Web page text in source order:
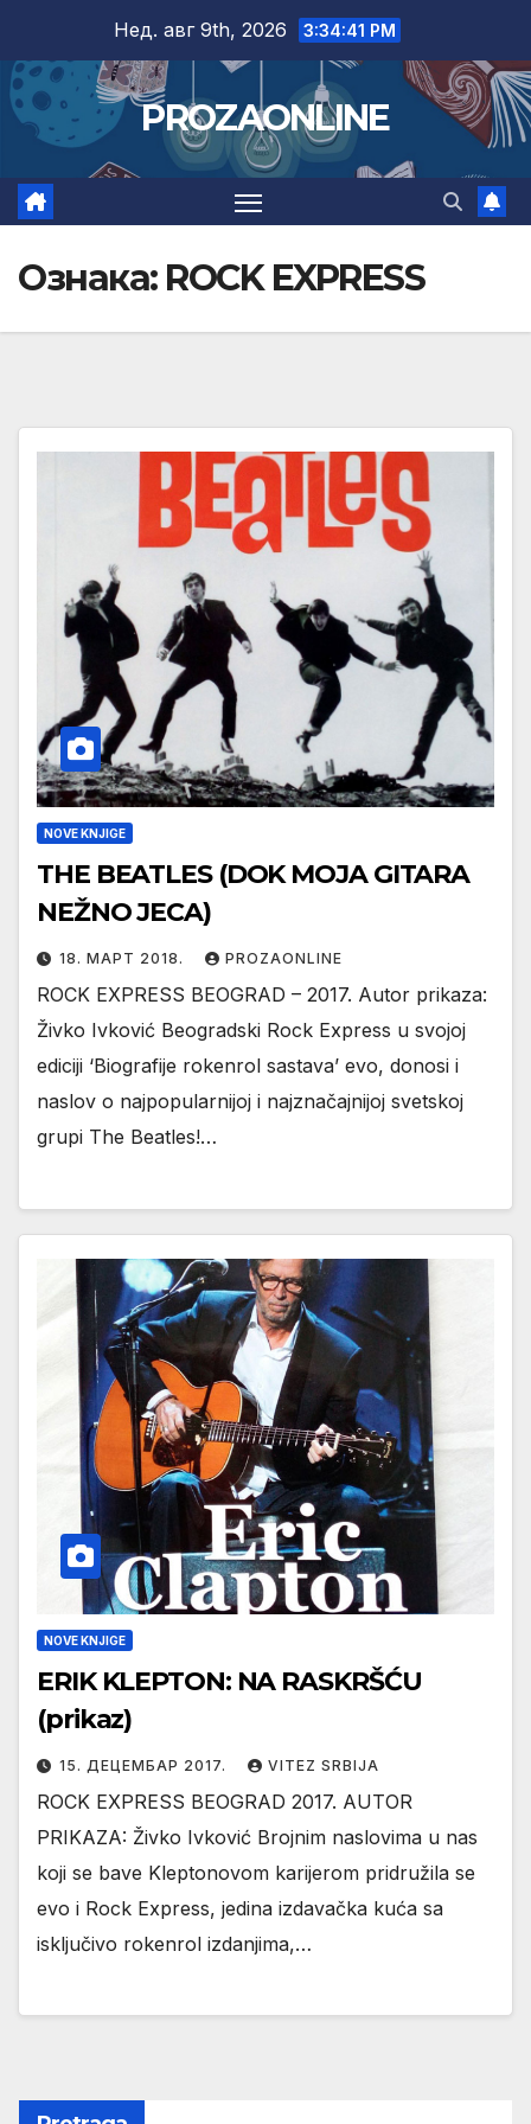
content
Нед. авг 9th, 2026 3:34:42 PM
PROZAONLINE
Ознака: ROCK EXPRESS
NOVE KNJIGE
THE BEATLES (DOK MOJA GITARA
NEŽNO JECA)
18. МАРТ 2018. PROZAONLINE
ROCK EXPRESS BEOGRAD – 2017. Autor prikaza:
Živko Ivković Beogradski Rock Express u svojoj
ediciji ‘Biografije rokenrol sastava’ evo, donosi i
naslov o najpopularnijoj i najznačajnijoj svetskoj
grupi The Beatles!…
NOVE KNJIGE
ERIK KLEPTON: NA RASKRŠĆU
(prikaz)
15. ДЕЦЕМБАР 2017. VITEZ SRBIJA
ROCK EXPRESS BEOGRAD 2017. AUTOR
PRIKAZA: Živko Ivković Brojnim naslovima u nas
koji se bave Kleptonovom karijerom pridružila se
evo i Rock Express, jedina izdavačka kuća sa
isključivo rokenrol izdanjima,…